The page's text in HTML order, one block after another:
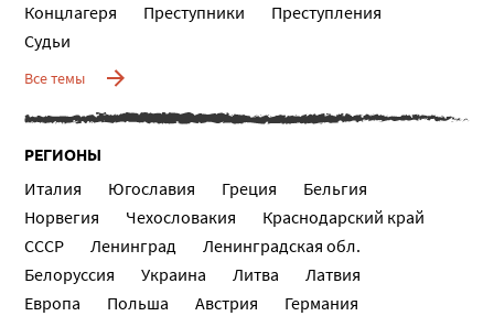
Концлагеря
Преступники
Преступления
Судьи
Все темы
РЕГИОНЫ
Италия Югославия Греция
Бельгия
Норвегия
Чехословакия
Краснодарский край
СССР
Ленинград
Ленинградская обл.
Белоруссия
Украина Литва
Латвия
Европа
Польша Австрия Германия